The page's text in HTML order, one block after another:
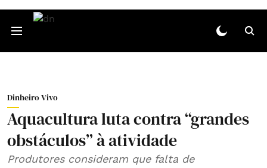
Dinheiro Vivo
Aquacultura luta contra “grandes
obstáculos” à atividade
Produtores consideram que falta de